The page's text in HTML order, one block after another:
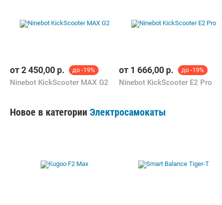
от2 450,00 р. до -19%
Ninebot KickScooter MAX G2
от 1 666,00 р. до -19%
Ninebot KickScooter E2 Pro
Новое в категории Электросамокаты